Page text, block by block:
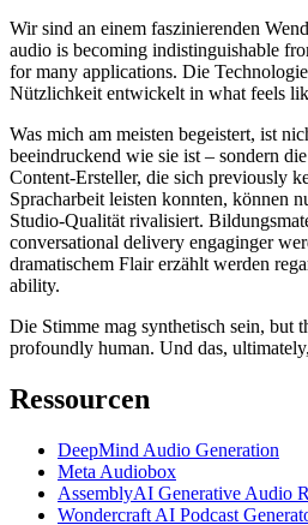
Wir sind an einem faszinierenden
audio is becoming indistinguishable
for many applications. Die
Nützlichkeit entwickelt in what feels
Was mich am meisten begeistert, ist
beeindruckend wie sie ist – sondern
Content-Ersteller, die sich previously
Spracharbeit leisten konnten, können
Studio-Qualität rivalisiert.
conversational delivery engaginger
dramatischem Flair erzählt werden
ability.
Die Stimme mag synthetisch sein, but
profoundly human. Und das,
Ressourcen
DeepMind Audio Generation
Meta Audiobox
AssemblyAI Generative Audio
Wondercraft AI Podcast